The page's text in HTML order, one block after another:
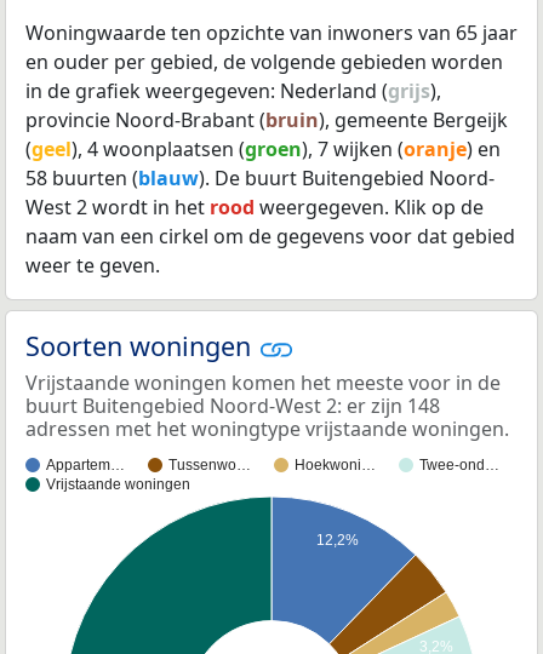
Woningwaarde ten opzichte van inwoners van 65 jaar
en ouder per gebied, de volgende gebieden worden
in de grafiek weergegeven: Nederland (grijs),
provincie Noord-Brabant (bruin), gemeente Bergeijk
(geel), 4 woonplaatsen (groen), 7 wijken (oranje) en
58 buurten (blauw). De buurt Buitengebied Noord-
West 2 wordt in het rood weergegeven. Klik op de
naam van een cirkel om de gegevens voor dat gebied
weer te geven.
Soorten woningen
Vrijstaande woningen komen het meeste voor in de
buurt Buitengebied Noord-West 2: er zijn 148
adressen met het woningtype vrijstaande woningen.
Appartem… Tussenwo… Hoekwoni…
Twee-ond…
Vrijstaande woningen
12,2%
3,2%